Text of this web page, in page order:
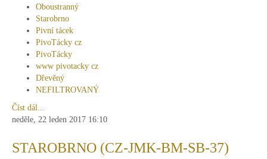
Oboustranný
Starobrno
Pivní tácek
PivoTácky cz
PivoTácky
www pivotacky cz
Dřevěný
NEFILTROVANÝ
Číst dál...
neděle, 22 leden 2017 16:10
STAROBRNO (CZ-JMK-BM-SB-37)